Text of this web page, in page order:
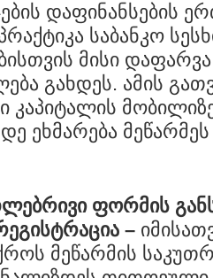
დაფინანსების
საბანკო
მისი
გახდეს. ამის
კაპიტალის
ეხმარება
ფორმის
–
მეწარმის